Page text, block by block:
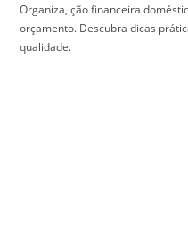
Organiza, ção financeira
orçamento. Descubra dicas
qualidade.